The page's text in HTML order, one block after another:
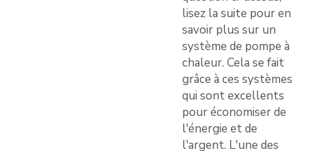
lisez la suite pour en
savoir plus sur un
système de pompe à
chaleur. Cela se fait
grâce à ces systèmes
qui sont excellents
pour économiser de
l'énergie et de
l'argent. L'une des